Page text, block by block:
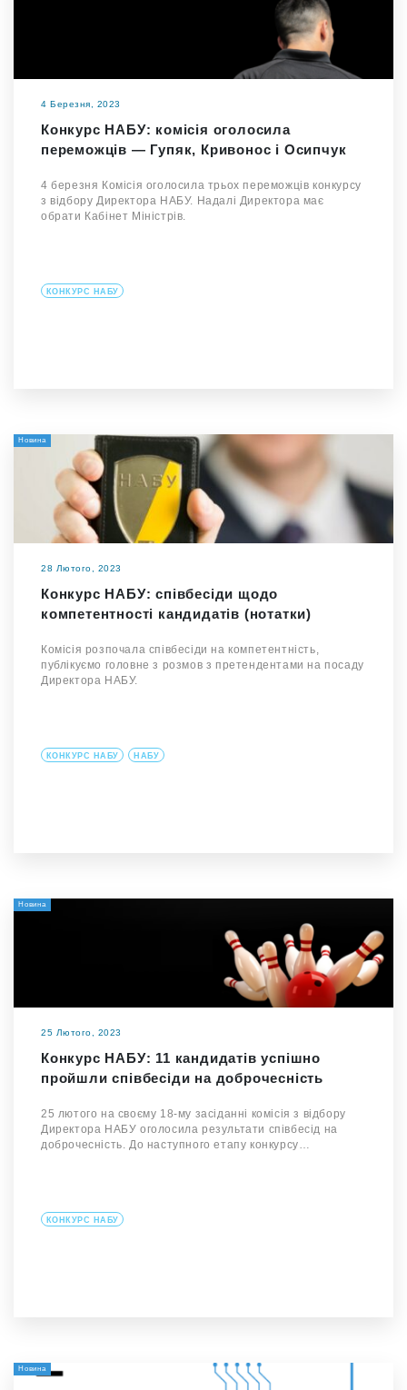
4 Березня, 2023
Конкурс НАБУ: комісія оголосила
переможців — Гупяк, Кривонос і Осипчук
4 березня Комісія оголосила трьох переможців конкурсу
з відбору Директора НАБУ. Надалі Директора має
обрати Кабінет Міністрів.
КОНКУРС НАБУ
Новина
28 Лютого, 2023
Конкурс НАБУ: співбесіди щодо
компетентності кандидатів (нотатки)
Комісія розпочала співбесіди на компетентність,
публікуємо головне з розмов з претендентами на посаду
Директора НАБУ.
КОНКУРС НАБУ НАБУ
Новина
25 Лютого, 2023
Конкурс НАБУ: 11 кандидатів успішно
пройшли співбесіди на доброчесність
25 лютого на своєму 18-му засіданні комісія з відбору
Директора НАБУ оголосила результати співбесід на
доброчесність. До наступного етапу конкурсу…
КОНКУРС НАБУ
Новина